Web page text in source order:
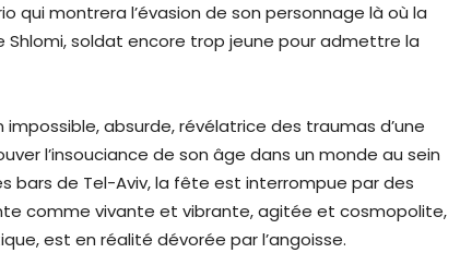
qui montrera l’évasion de son personnage là où la
Shlomi, soldat encore trop jeune pour admettre la
absurde, révélatrice des traumas d’une
l’insouciance de son âge dans un monde au sein
bars de Tel-Aviv, la fête est interrompue par des
comme vivante et vibrante, agitée et cosmopolite,
est en réalité dévorée par l’angoisse.